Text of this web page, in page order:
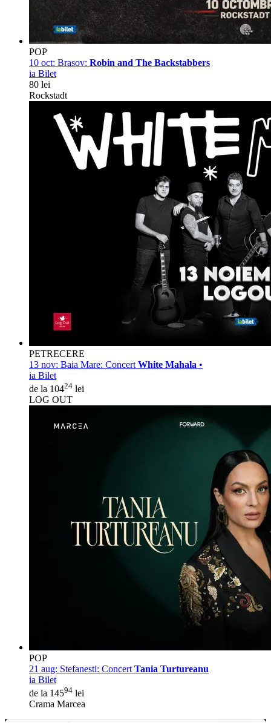
POP
10 oct: Brasov: Robin and The Backstabbers
ia Bilet
80 lei
Rockstadt
PETRECERE
13 nov: Baia Mare: Concert White Mahala •
ia Bilet
de la 10424 lei
LOG OUT
POP
21 aug: Stefanesti: Concert Tania Turtureanu
ia Bilet
de la 14594 lei
Crama Marcea